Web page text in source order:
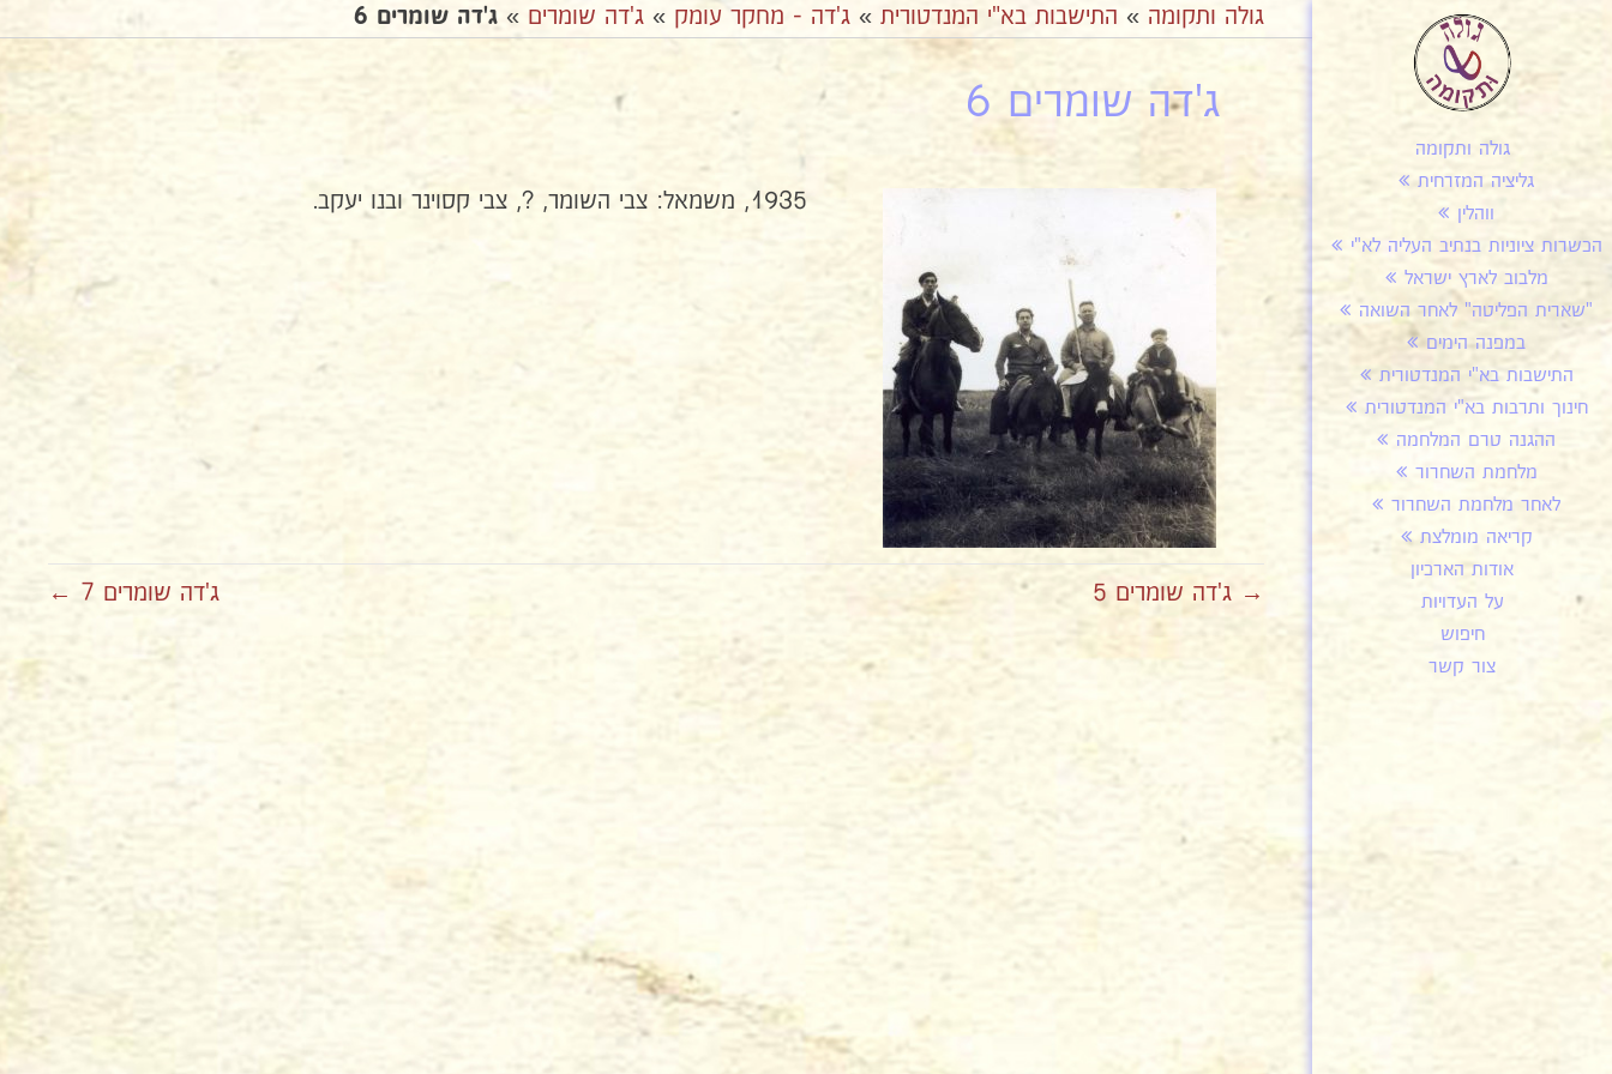
גולה ותקומה
גליציה המזרחית
ווהלין
הכשרות ציוניות בנתיב העליה לא"י
מלבוב לארץ ישראל
"שארית הפליטה" לאחר השואה
במפנה הימים
התישבות בא"י המנדטורית
חינוך ותרבות בא"י המנדטורית
ההגנה טרם המלחמה
מלחמת השחרור
לאחר מלחמת השחרור
קריאה מומלצת
אודות הארכיון
על העדויות
חיפוש
צור קשר
גולה ותקומה » התישבות בא"י המנדטורית » ג'דה - מחקר עומק » ג'דה שומרים » ג'דה שומרים 6
ג'דה שומרים 6
1935, משמאל: צבי השומר, ?, צבי קסוינר ובנו יעקב.
→ ג'דה שומרים 5 ג'דה שומרים 7 ←